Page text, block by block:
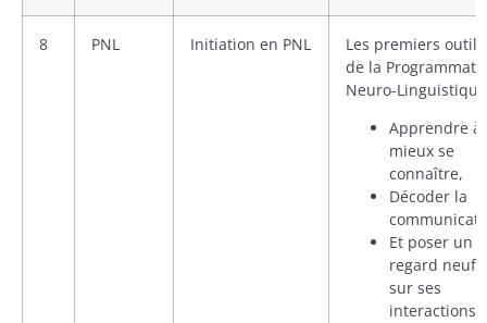
8 PNL Initiation en PNL
Les premiers outils
de la
Neuro-Linguistique
Apprendre à
mieux se
connaître,
Décoder la
Et poser un
regard neuf
sur ses
interactions.